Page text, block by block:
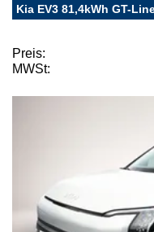
Kia EV3 81,4kWh GT-
Preis:
MWSt: